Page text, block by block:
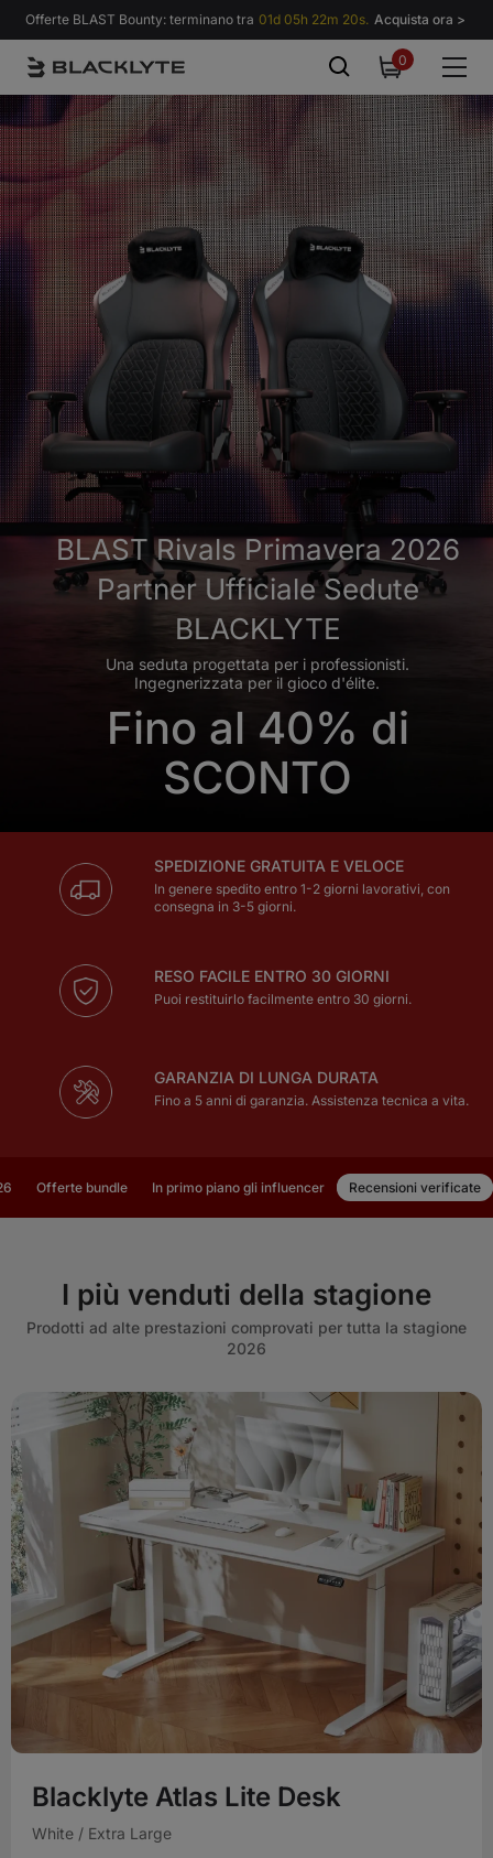
Vai al contenuto
Offerte BLAST Bounty: terminano tra 01d 05h 22m 19s. Acquista ora >
00
items
BLAST Rivals Primavera 2026
Partner Ufficiale Sedute
BLACKLYTE
Una seduta progettata per i professionisti.
Ingegnerizzata per il gioco d'élite.
Fino al 40% di
SCONTO
SPEDIZIONE GRATUITA E VELOCE
In genere spedito entro 1-2 giorni lavorativi, con
consegna in 3-5 giorni.
RESO FACILE ENTRO 30 GIORNI
Puoi restituirlo facilmente entro 30 giorni.
GARANZIA DI LUNGA DURATA
Fino a 5 anni di garanzia. Assistenza tecnica a vita.
Offerte bundle In primo piano gli influencer Recensioni verificate
I più venduti della stagione
Prodotti ad alte prestazioni comprovati per tutta la stagione
2026
Blacklyte Atlas Lite Desk
White / Extra Large